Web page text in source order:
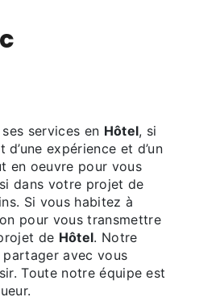
services en Hôtel, si
d’une expérience et d’un
en oeuvre pour vous
dans votre projet de
Si vous habitez à
pour vous transmettre
de Hôtel. Notre
avec vous
Toute notre équipe est